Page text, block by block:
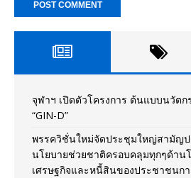
จุฬาฯ เปิดตัวโครงการ ต้นแบบนวัต
“GIN-D”
พรรควิชั่นใหม่จัดประชุมใหญ่สามัญป
นโยบายช่วยชาติครอบคลุมทุกๆด้าน
เศรษฐกิจและหนี้สินของประชาชนกา